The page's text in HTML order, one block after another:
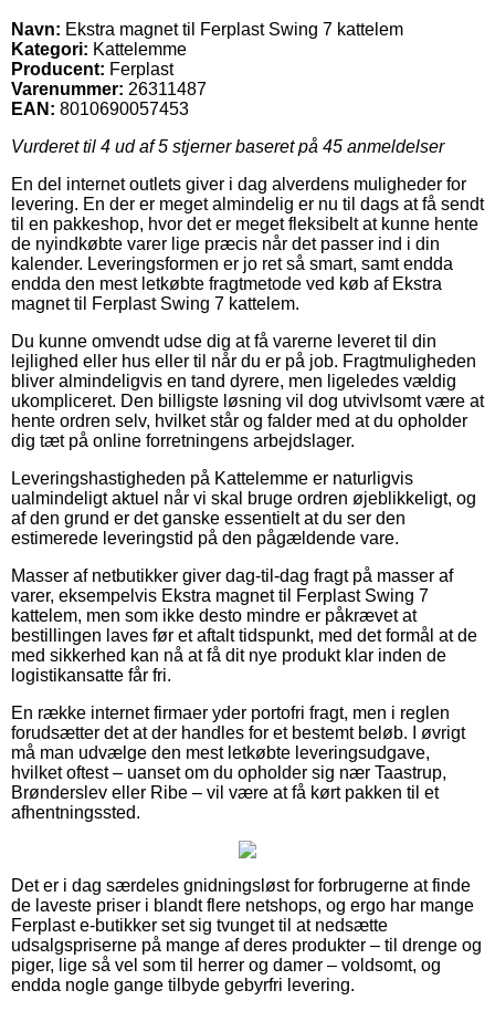
Navn: Ekstra magnet til Ferplast Swing 7 kattelem
Kategori: Kattelemme
Producent: Ferplast
Varenummer: 26311487
EAN: 8010690057453
Vurderet til 4 ud af 5 stjerner baseret på 45 anmeldelser
En del internet outlets giver i dag alverdens muligheder for
levering. En der er meget almindelig er nu til dags at få sendt
til en pakkeshop, hvor det er meget fleksibelt at kunne hente
de nyindkøbte varer lige præcis når det passer ind i din
kalender. Leveringsformen er jo ret så smart, samt endda
endda den mest letkøbte fragtmetode ved køb af Ekstra
magnet til Ferplast Swing 7 kattelem.
Du kunne omvendt udse dig at få varerne leveret til din
lejlighed eller hus eller til når du er på job. Fragtmuligheden
bliver almindeligvis en tand dyrere, men ligeledes vældig
ukompliceret. Den billigste løsning vil dog utvivlsomt være at
hente ordren selv, hvilket står og falder med at du opholder
dig tæt på online forretningens arbejdslager.
Leveringshastigheden på Kattelemme er naturligvis
ualmindeligt aktuel når vi skal bruge ordren øjeblikkeligt, og
af den grund er det ganske essentielt at du ser den
estimerede leveringstid på den pågældende vare.
Masser af netbutikker giver dag-til-dag fragt på masser af
varer, eksempelvis Ekstra magnet til Ferplast Swing 7
kattelem, men som ikke desto mindre er påkrævet at
bestillingen laves før et aftalt tidspunkt, med det formål at de
med sikkerhed kan nå at få dit nye produkt klar inden de
logistikansatte får fri.
En række internet firmaer yder portofri fragt, men i reglen
forudsætter det at der handles for et bestemt beløb. I øvrigt
må man udvælge den mest letkøbte leveringsudgave,
hvilket oftest – uanset om du opholder sig nær Taastrup,
Brønderslev eller Ribe – vil være at få kørt pakken til et
afhentningssted.
Det er i dag særdeles gnidningsløst for forbrugerne at finde
de laveste priser i blandt flere netshops, og ergo har mange
Ferplast e-butikker set sig tvunget til at nedsætte
udsalgspriserne på mange af deres produkter – til drenge og
piger, lige så vel som til herrer og damer – voldsomt, og
endda nogle gange tilbyde gebyrfri levering.